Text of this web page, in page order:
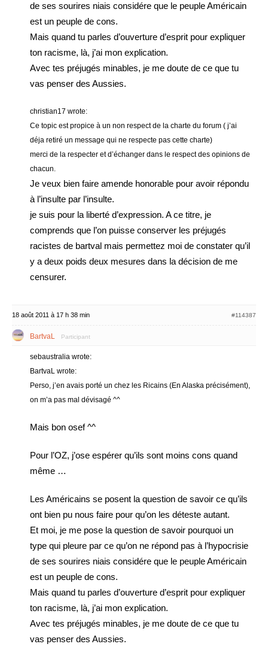
de ses sourires niais considére que le peuple Américain
est un peuple de cons.
Mais quand tu parles d’ouverture d’esprit pour expliquer
ton racisme, là, j’ai mon explication.
Avec tes préjugés minables, je me doute de ce que tu
vas penser des Aussies.
christian17 wrote:
Ce topic est propice à un non respect de la charte du forum ( j’ai
déja retiré un message qui ne respecte pas cette charte)
merci de la respecter et d’échanger dans le respect des opinions de
chacun.
Je veux bien faire amende honorable pour avoir répondu
à l’insulte par l’insulte.
je suis pour la liberté d’expression. A ce titre, je
comprends que l’on puisse conserver les préjugés
racistes de bartval mais permettez moi de constater qu’il
y a deux poids deux mesures dans la décision de me
censurer.
18 août 2011 à 17 h 38 min #114387
BartvaL Participant
sebaustralia wrote:
BartvaL wrote:
Perso, j’en avais porté un chez les Ricains (En Alaska précisément),
on m’a pas mal dévisagé ^^
Mais bon osef ^^
Pour l’OZ, j’ose espérer qu’ils sont moins cons quand
même …
Les Américains se posent la question de savoir ce qu’ils
ont bien pu nous faire pour qu’on les déteste autant.
Et moi, je me pose la question de savoir pourquoi un
type qui pleure par ce qu’on ne répond pas à l’hypocrisie
de ses sourires niais considére que le peuple Américain
est un peuple de cons.
Mais quand tu parles d’ouverture d’esprit pour expliquer
ton racisme, là, j’ai mon explication.
Avec tes préjugés minables, je me doute de ce que tu
vas penser des Aussies.